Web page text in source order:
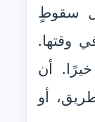
سقوطٍ
وقتها.
أن
أو